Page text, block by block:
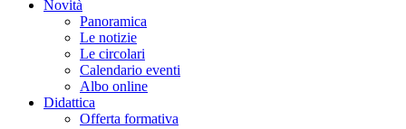
Novità
Panoramica
Le notizie
Le circolari
Calendario eventi
Albo online
Didattica
Offerta formativa